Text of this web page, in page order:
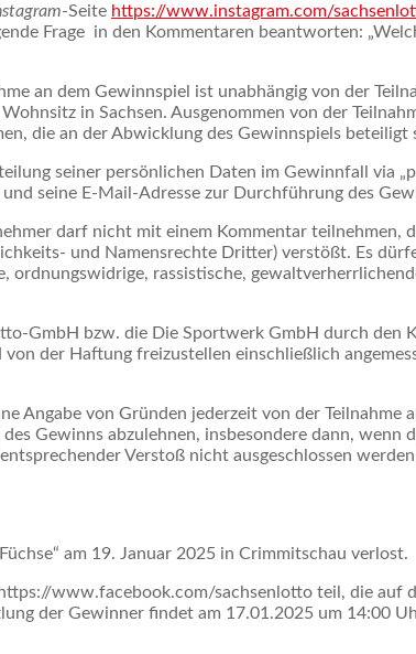
-Seite https://www.instagram.com/
Frage in den Kommentaren beantworten:
an dem Gewinnspiel ist unabhängig von der
in Sachsen. Ausgenommen von der
die an der Abwicklung des Gewinnspiels beteiligt
seiner persönlichen Daten im Gewinnfall via
seine E-Mail-Adresse zur Durchführung des
darf nicht mit einem Kommentar teilnehmen,
und Namensrechte Dritter) verstößt. Es
rassistische,
GmbH bzw. die Die Sportwerk GmbH durch den
der Haftung freizustellen einschließlich
Angabe von Gründen jederzeit von der Teilnahme
Gewinns abzulehnen, insbesondere dann, wenn
Verstoß nicht ausgeschlossen
am 19. Januar 2025 in Crimmitschau verlost.
www.facebook.com/sachsenlotto teil, die auf
der Gewinner findet am 17.01.2025 um 14:00